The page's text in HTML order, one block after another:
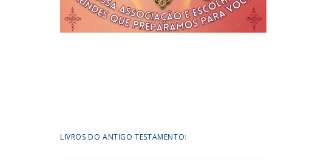
LIVROS DO ANTIGO TESTAMENTO: